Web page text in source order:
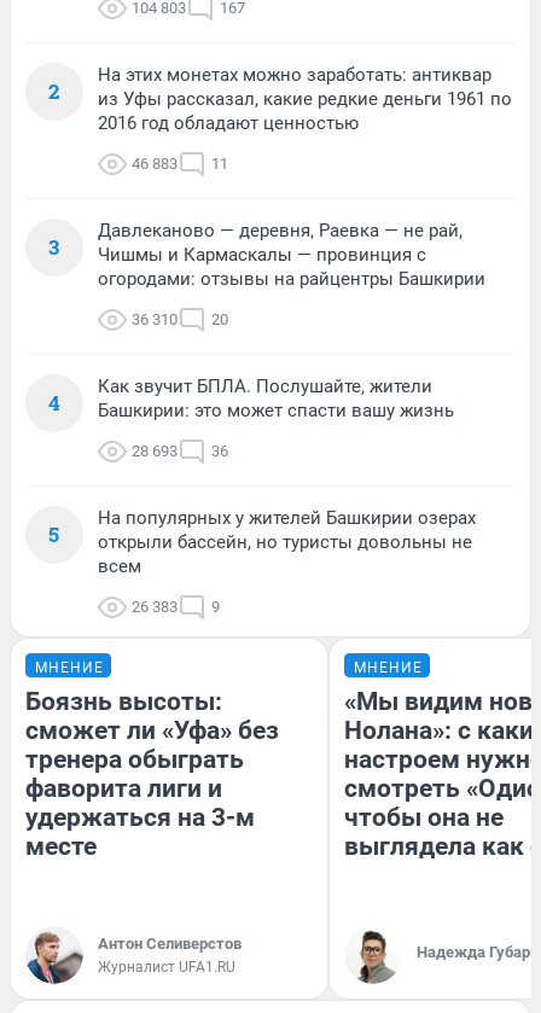
104 803 167
2
На этих монетах можно заработать: антиквар
из Уфы рассказал, какие редкие деньги 1961 по
2016 год обладают ценностью
46 883 11
3
Давлеканово — деревня, Раевка — не рай,
Чишмы и Кармаскалы — провинция с
огородами: отзывы на райцентры Башкирии
36 310 20
4
Как звучит БПЛА. Послушайте, жители
Башкирии: это может спасти вашу жизнь
28 693 36
5
На популярных у жителей Башкирии озерах
открыли бассейн, но туристы довольны не
всем
26 383 9
МНЕНИЕ
Боязнь высоты:
сможет ли «Уфа» без
тренера обыграть
фаворита лиги и
удержаться на 3-м
месте
Антон Селиверстов
Журналист UFA1.RU
МНЕНИЕ
«Мы видим
Нолана»: с
настроем
смотреть
чтобы она не
выглядела как
Надежда Губарь